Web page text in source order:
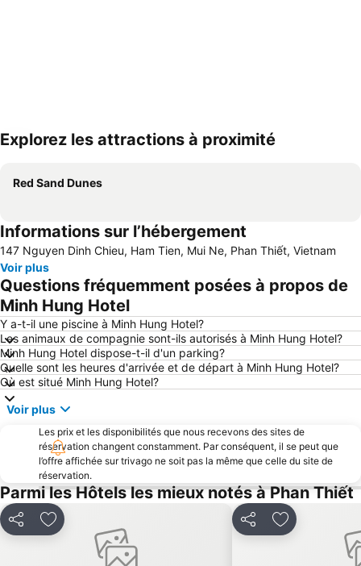
Explorez les attractions à proximité
Red Sand Dunes
Informations sur l’hébergement
147 Nguyen Dinh Chieu, Ham Tien, Mui Ne, Phan Thiết, Vietnam
Voir plus
Questions fréquemment posées à propos de
Minh Hung Hotel
Y a-t-il une piscine à Minh Hung Hotel?
Les animaux de compagnie sont-ils autorisés à Minh Hung Hotel?
Minh Hung Hotel dispose-t-il d'un parking?
Quelle sont les heures d'arrivée et de départ à Minh Hung Hotel?
Où est situé Minh Hung Hotel?
Voir plus
Les prix et les disponibilités que nous recevons des sites de
réservation changent constamment. Par conséquent, il se peut que
l’offre affichée sur trivago ne soit pas la même que celle du site de
réservation.
Parmi les Hôtels les mieux notés à Phan Thiết
PartagerAjouter à mes favoris PartagerAjouter à